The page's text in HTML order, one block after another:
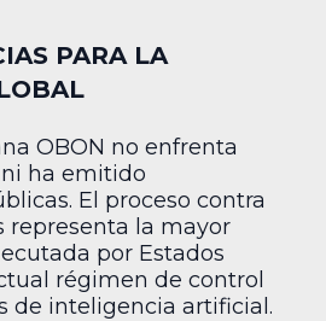
PARA LA
OBON no enfrenta
ha emitido
El proceso contra
representa la mayor
por Estados
régimen de control
de inteligencia artificial.